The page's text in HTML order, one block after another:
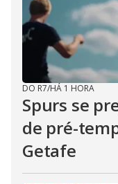
DO R7/HÁ 1 HORA
Spurs se
de pré-
Getafe